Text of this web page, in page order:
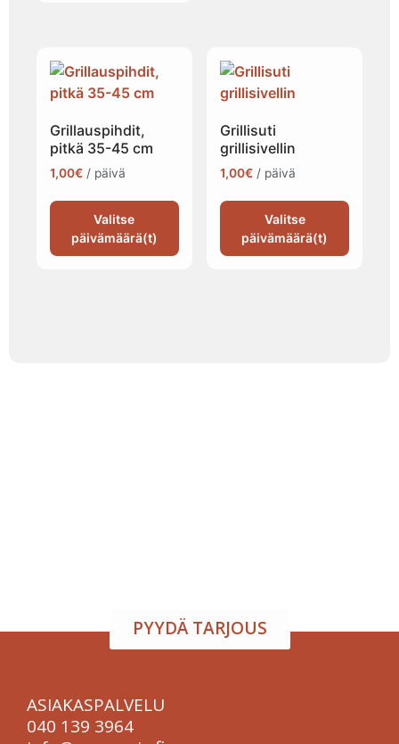
Grillauspihdit,
pitkä 35-45 cm
1,00€ / päivä
Valitse
päivämäärä(t)
Grillisuti
grillisivellin
1,00€ / päivä
Valitse
päivämäärä(t)
PYYDÄ TARJOUS
ASIAKASPALVELU
040 139 3964